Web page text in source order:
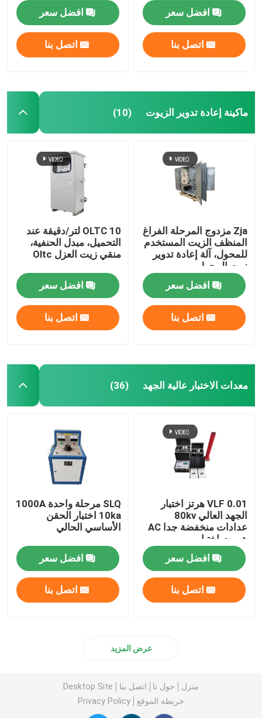
افضل سعر
اتصل بنا
افضل سعر
اتصل بنا
ماكينة إعادة تدوير الزيوت (10)
Zja مزدوج المرحلة الفراغ
المنظف الزيت المستخدم
للمحول، آلة إعادة تدوير
زيت المحول
افضل سعر
اتصل بنا
OLTC 10 لتر/دقيقة عند
التحميل، مبدل الحنفية،
منقي زيت العزل Oltc
افضل سعر
اتصل بنا
معدات الاختبار عالية الجهد (36)
VLF 0.01 هرتز اختبار
الجهد العالي 80kv
عدادات منخفضة جدا AC
هيبوت اختبار
افضل سعر
اتصل بنا
SLQ مرحلة واحدة 1000A
10ka اختبار الحقن
الأساسي الحالي
افضل سعر
اتصل بنا
عرض المزيد
منزل حول نا اتصل بنا
Desktop Site
خريطة الموقع
Privacy Policy